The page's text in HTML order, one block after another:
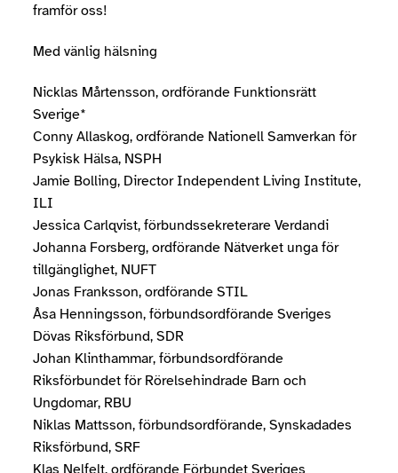
framför oss!
Med vänlig hälsning
Nicklas Mårtensson, ordförande Funktionsrätt
Sverige*
Conny Allaskog, ordförande Nationell Samverkan för
Psykisk Hälsa, NSPH
Jamie Bolling, Director Independent Living Institute,
ILI
Jessica Carlqvist, förbundssekreterare Verdandi
Johanna Forsberg, ordförande Nätverket unga för
tillgänglighet, NUFT
Jonas Franksson, ordförande STIL
Åsa Henningsson, förbundsordförande Sveriges
Dövas Riksförbund, SDR
Johan Klinthammar, förbundsordförande
Riksförbundet för Rörelsehindrade Barn och
Ungdomar, RBU
Niklas Mattsson, förbundsordförande, Synskadades
Riksförbund, SRF
Klas Nelfelt, ordförande Förbundet Sveriges